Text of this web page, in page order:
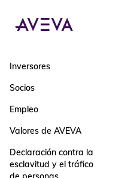
Inversores
Socios
Empleo
Valores de AVEVA
Declaración contra la
esclavitud y el tráfico